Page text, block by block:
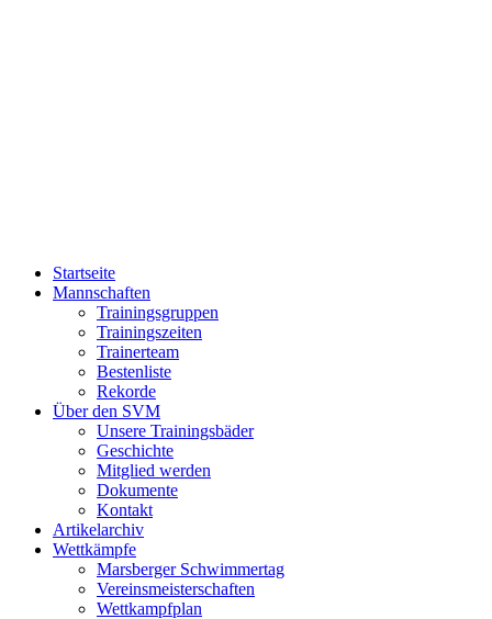
Startseite
Mannschaften
Trainingsgruppen
Trainingszeiten
Trainerteam
Bestenliste
Rekorde
Über den SVM
Unsere Trainingsbäder
Geschichte
Mitglied werden
Dokumente
Kontakt
Artikelarchiv
Wettkämpfe
Marsberger Schwimmertag
Vereinsmeisterschaften
Wettkampfplan